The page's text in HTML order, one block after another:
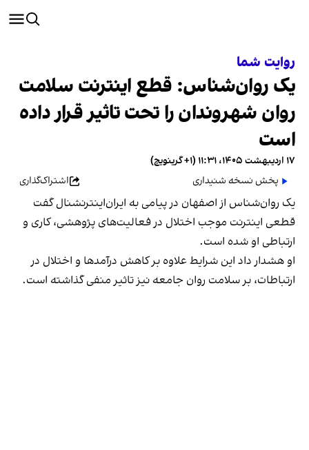
روایت شما
یک روان‌شناس: قطع اینترنت سلامت
روان شهروندان را تحت تاثیر قرار داده
است
۱۷ اردیبهشت ۱۴۰۵، ۱۱:۳۱ (‎+۱ گرینویچ)
پخش نسخه شنیداری
اشتراک‌گذاری
یک روان‌شناس از اصفهان در پیامی به ایران‌اینترنشنال گفت
قطعی اینترنت موجب اختلال در فعالیت‌های پژوهشی، کاری و
ارتباطی او شده است.
او هشدار داد این شرایط علاوه بر کاهش درآمدها و اختلال در
ارتباطات، بر سلامت روان جامعه نیز تاثیر منفی گذاشته است.